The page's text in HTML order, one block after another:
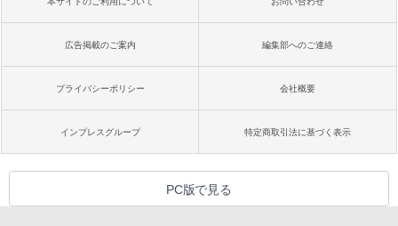
広告掲載のご案内 編集部へのご連絡
プライバシーポリシー 会社概要
インプレスグループ 特定商取引法に基づく表示
PC版で見る